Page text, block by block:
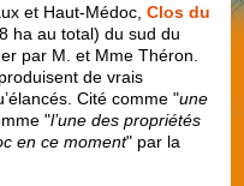
et Haut-Médoc, Clos du
ha au total) du sud du
par M. et Mme Théron.
de vrais
Cité comme "une
"l’une des propriétés
en ce moment" par la